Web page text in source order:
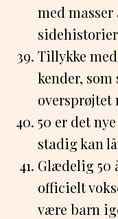
med
Tillykke
kender,
oversprøjtet
50 er det
stadig kan
Glædelig 50
officielt
være barn